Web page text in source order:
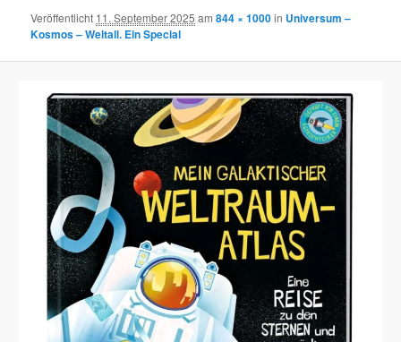
Veröffentlicht 11. September 2025 am844 × 1000in Universum –
Kosmos – Weltall. Ein Special